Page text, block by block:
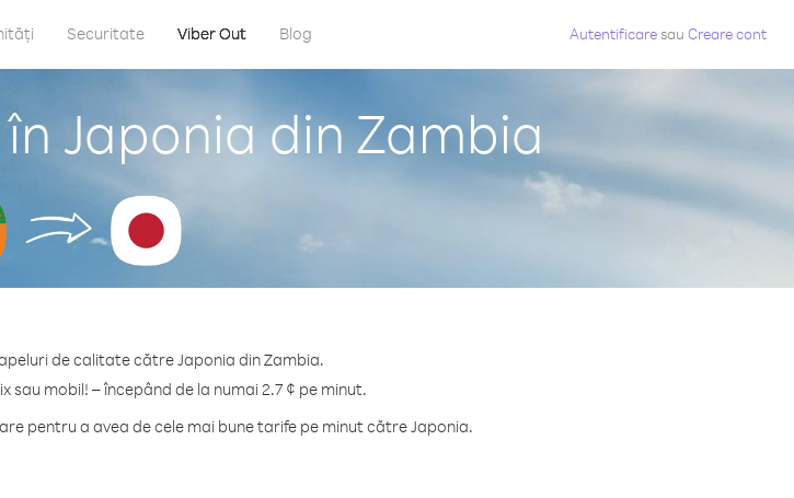
Securitate Viber Out Blog Autentificaresau Creare cont
Japonia din Zambia
de calitate către Japonia din Zambia.
sau mobil! – începând de la numai 2.7 ¢ pe minut.
pentru a avea de cele mai bune tarife pe minut către Japonia.